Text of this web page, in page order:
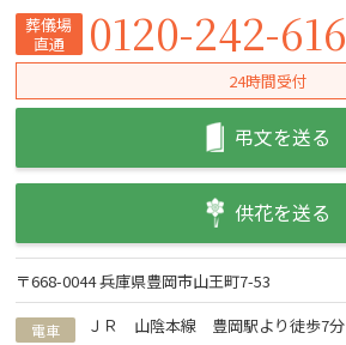
葬儀場
直通
0120-242-616
24時間受付
弔文を送る
供花を送る
〒668-0044 兵庫県豊岡市山王町7-53
電車 ＪＲ 山陰本線 豊岡駅より徒歩7分